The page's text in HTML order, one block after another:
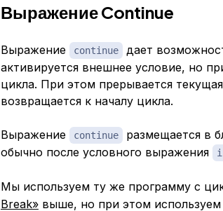
Выражение Continue
Выражение continue
дает
активируется внешнее условие, но
цикла. При этом прерывается
возвращается к началу цикла.
Выражение continue
размещается в
обычно после условного выражения
Мы используем ту же программу с
Break»выше, но при этом